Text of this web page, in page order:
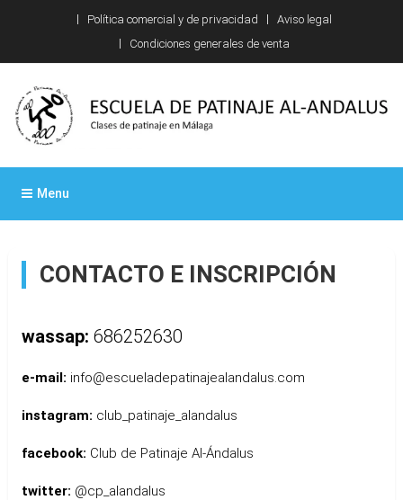
content
Política comercial y de privacidad
Aviso legal
Condiciones generales de venta
Escuela de patinaje Al-
Menu
CONTACTO E INSCRIPCIÓN
wassap: 686252630
e-mail: info@escueladepatinajealandalus.com
instagram: club_patinaje_alandalus
facebook: Club de Patinaje Al-Ándalus
twitter: @cp_alandalus